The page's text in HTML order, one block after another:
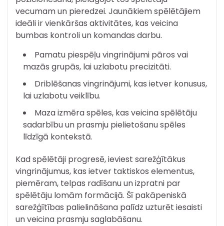
vecumam un pieredzei. Jaunākiem spēlētājiem
ideāli ir vienkāršas aktivitātes, kas veicina
bumbas kontroli un komandas darbu.
Pamatu piespēļu vingrinājumi pāros vai
mazās grupās, lai uzlabotu precizitāti.
Driblēšanas vingrinājumi, kas ietver konusus,
lai uzlabotu veiklību.
Maza izmēra spēles, kas veicina spēlētāju
sadarbību un prasmju pielietošanu spēles
līdzīgā kontekstā.
Kad spēlētāji progresē, ieviest sarežģītākus
vingrinājumus, kas ietver taktiskos elementus,
piemēram, telpas radīšanu un izpratni par
spēlētāju lomām formācijā. Šī pakāpeniskā
sarežģītības palielināšana palīdz uzturēt iesaisti
un veicina prasmju saglabāšanu.